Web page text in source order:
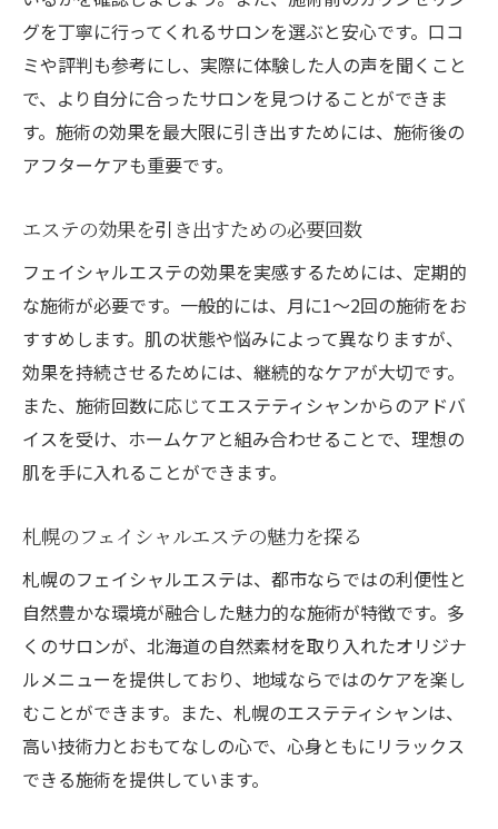
肌質改善を叶える札幌のエステ事情
メンズも楽しめる札幌のフェイシャルエステ
札幌でメンズ向けのフェイシャルエステを
体験
メンズエステで得られる美容効果
札幌のメンズフェイシャルエステの魅力
男性にも人気のエステの秘密とは
札幌でメンズエステを楽しむためのポイン
ト
エステで得られる男性の肌ケア効果
札幌で韓国式肌管理を試してみませんか？
韓国式肌管理の魅力を札幌で体験
札幌で人気の韓国式エステとは
札幌のサロンで韓国式肌管理を体験
韓国式エステで実感する肌の変化
札幌での韓国式肌ケアのメリット
フェイシャルエステの効果と頻度を徹底解説
フェイシャルエステの効果とその理由
エステの頻度はどのくらいが理想？
効果を最大限に引き出すエステの通い方
グを丁寧に行ってくれるサロンを選ぶと安心です。口コ
ミや評判も参考にし、実際に体験した人の声を聞くこと
で、より自分に合ったサロンを見つけることができま
す。施術の効果を最大限に引き出すためには、施術後の
アフターケアも重要です。
エステの効果を引き出すための必要回数
フェイシャルエステの効果を実感するためには、定期的
な施術が必要です。一般的には、月に1〜2回の施術をお
すすめします。肌の状態や悩みによって異なりますが、
効果を持続させるためには、継続的なケアが大切です。
また、施術回数に応じてエステティシャンからのアドバ
イスを受け、ホームケアと組み合わせることで、理想の
肌を手に入れることができます。
札幌のフェイシャルエステの魅力を探る
札幌のフェイシャルエステは、都市ならではの利便性と
自然豊かな環境が融合した魅力的な施術が特徴です。多
くのサロンが、北海道の自然素材を取り入れたオリジナ
ルメニューを提供しており、地域ならではのケアを楽し
むことができます。また、札幌のエステティシャンは、
高い技術力とおもてなしの心で、心身ともにリラックス
できる施術を提供しています。